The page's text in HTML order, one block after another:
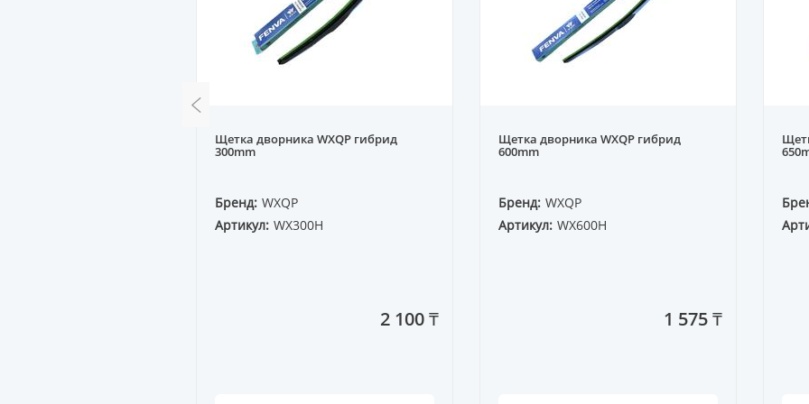
Щетка дворника WXQP гибрид
300mm
Бренд: WXQP
Артикул: WX300H
2 100 ₸
Щетка дворника WXQP гибрид
600mm
Бренд: WXQP
Артикул: WX600H
1 575 ₸